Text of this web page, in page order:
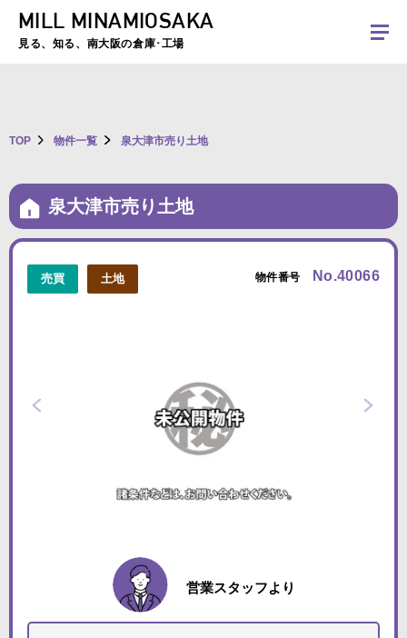
夏季休暇のお知らせ：2026年8月8日(土)～8月16日(日)まで休業とさせていた
MILL MINAMIOSAKA
見る、知る、南大阪の倉庫･工場
TOP 物件一覧 泉大津市売り土地
泉大津市売り土地
売買 土地 物件番号 No.40066
営業スタッフより